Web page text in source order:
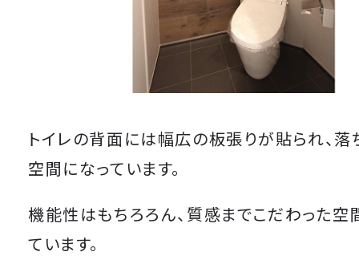
トイレの背面には幅広の板張りが貼られ、落
空間になっています。
機能性はもちろろん、質感までこだわった空
ています。